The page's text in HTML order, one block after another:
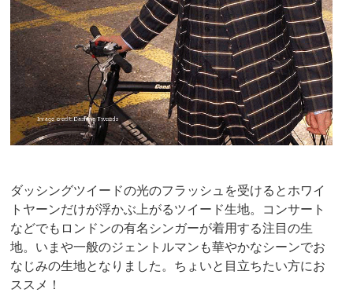
ダッシングツイードの光のフラッシュを受けるとホワイ
トヤーンだけが浮かぶ上がるツイード生地。コンサート
などでもロンドンの有名シンガーが着用する注目の生
地。いまや一般のジェントルマンも華やかなシーンでお
なじみの生地となりました。ちょいと目立ちたい方にお
ススメ！